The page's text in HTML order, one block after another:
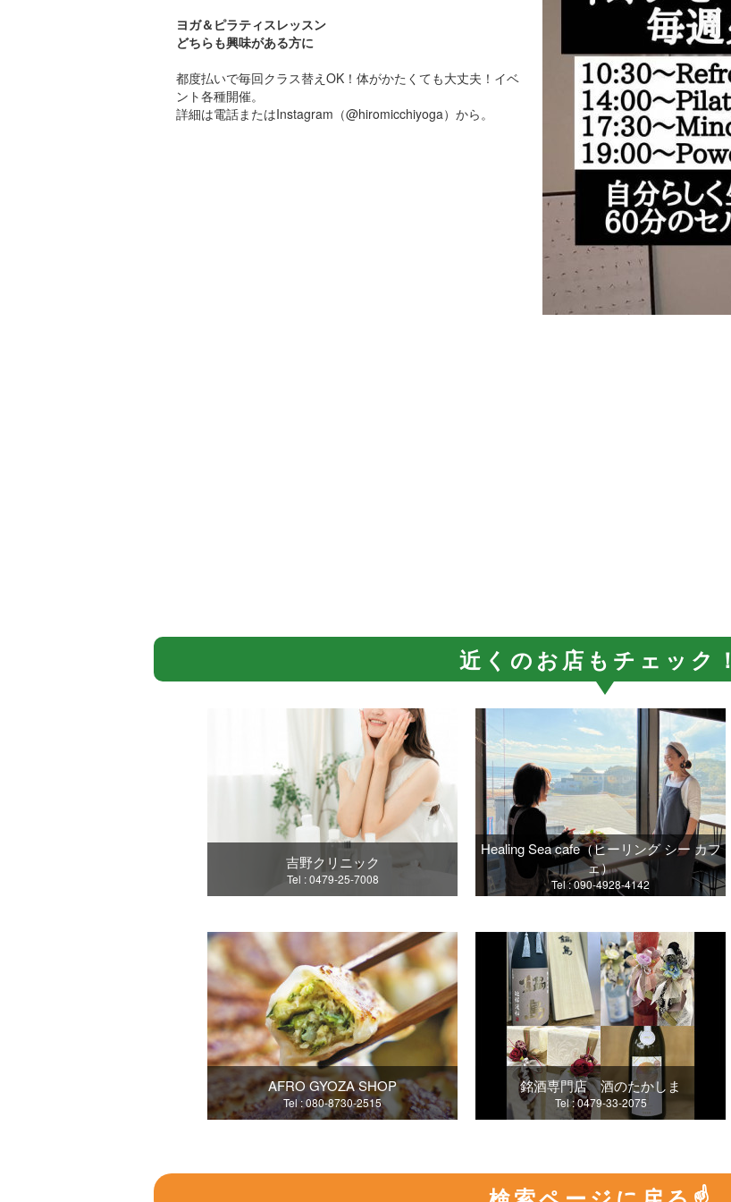
ヨガ＆ピラティスレッスン
どちらも興味がある方に
都度払いで毎回クラス替えOK！体がかたくても大丈夫！イベ
ント各種開催。
詳細は電話またはInstagram（@hiromicchiyoga）から。
近くのお店もチェック！
吉野クリニック
Tel : 0479-25-7008
Healing Sea cafe（ヒーリング シー カフ
ェ）
Tel : 090-4928-4142
AFRO GYOZA SHOP
Tel : 080-8730-2515
銘酒専門店 酒のたかしま
Tel : 0479-33-2075